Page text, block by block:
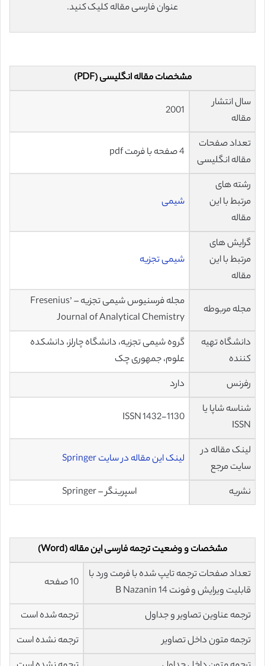
عنوان فارسی مقاله کلیک کنید.
مشخصات مقاله انگلیسی (PDF)
سال انتشار
مقاله
2001
تعداد صفحات
مقاله انگلیسی
4 صفحه با فرمت pdf
رشته های
مرتبط با این
مقاله
شیمی
گرایش های
مرتبط با این
مقاله
شیمی تجزیه
مجله مربوطه
مجله فرسنیوس شیمی تجزیه – Fresenius’
Journal of Analytical Chemistry
دانشگاه تهیه
کننده
گروه شیمی تجزیه، دانشگاه چارلز، دانشکده
علوم، جمهوری چک
رفرنس
دارد
شناسه شاپا یا
ISSN
ISSN 1432-1130
لینک مقاله در
سایت مرجع
لینک این مقاله در سایت Springer
نشریه اسپرینگر – Springer
مشخصات و وضعیت ترجمه فارسی این مقاله (Word)
تعداد صفحات ترجمه تایپ شده با فرمت ورد با
قابلیت ویرایش و فونت 14 B Nazanin
10 صفحه
ترجمه عناوین تصاویر و جداول
ترجمه شده است
ترجمه متون داخل تصاویر
ترجمه نشده است